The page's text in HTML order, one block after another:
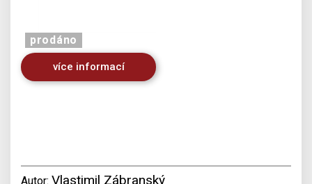
prodáno
více informací
Autor: Vlastimil Zábranský